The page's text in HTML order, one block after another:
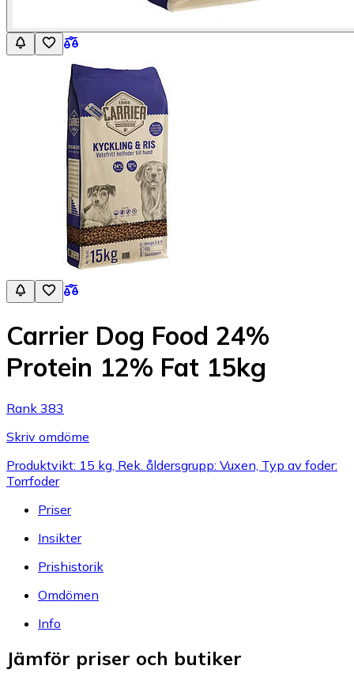
Carrier Dog Food 24%
Protein 12% Fat 15kg
Rank 383
Skriv omdöme
Produktvikt: 15 kg, Rek. åldersgrupp: Vuxen, Typ av foder:
Torrfoder
Priser
Insikter
Prishistorik
Omdömen
Info
Jämför priser och butiker